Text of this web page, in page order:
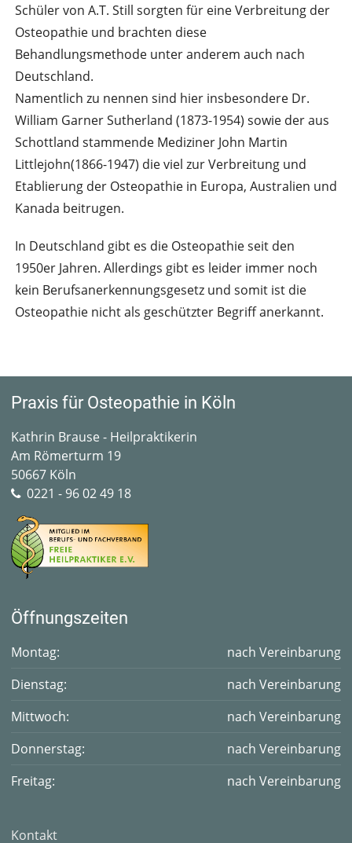
Schüler von A.T. Still sorgten für eine Verbreitung der
Osteopathie und brachten diese
Behandlungsmethode unter anderem auch nach
Deutschland.
Namentlich zu nennen sind hier insbesondere Dr.
William Garner Sutherland (1873-1954) sowie der aus
Schottland stammende Mediziner John Martin
Littlejohn(1866-1947) die viel zur Verbreitung und
Etablierung der Osteopathie in Europa, Australien und
Kanada beitrugen.
In Deutschland gibt es die Osteopathie seit den
1950er Jahren. Allerdings gibt es leider immer noch
kein Berufsanerkennungsgesetz und somit ist die
Osteopathie nicht als geschützter Begriff anerkannt.
Praxis für Osteopathie in Köln
Kathrin Brause - Heilpraktikerin
Am Römerturm 19
50667 Köln
0221 - 96 02 49 18
Öffnungszeiten
Montag:
nach Vereinbarung
Dienstag:
nach Vereinbarung
Mittwoch:
nach Vereinbarung
Donnerstag:
nach Vereinbarung
Freitag:
nach Vereinbarung
Kontakt